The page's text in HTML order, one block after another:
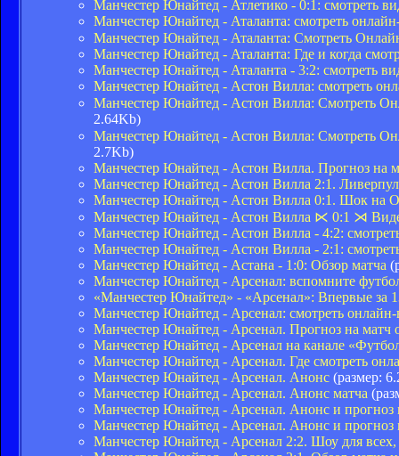
Манчестер Юнайтед - Атлетико - 0:1: смотреть
Манчестер Юнайтед - Аталанта: смотреть
Манчестер Юнайтед - Аталанта: Смотреть
Манчестер Юнайтед - Аталанта: Где и когда
Манчестер Юнайтед - Аталанта - 3:2: смотреть
Манчестер Юнайтед - Астон Вилла: смотреть
Манчестер Юнайтед - Астон Вилла: Смотреть
2.64Kb)
Манчестер Юнайтед - Астон Вилла: Смотреть
2.7Kb)
Манчестер Юнайтед - Астон Вилла. Прогноз на
Манчестер Юнайтед - Астон Вилла 2:1.
Манчестер Юнайтед - Астон Вилла 0:1. Шок на
Манчестер Юнайтед - Астон Вилла ⋉ 0:1 ⋊
Манчестер Юнайтед - Астон Вилла - 4:2:
Манчестер Юнайтед - Астон Вилла - 2:1:
Манчестер Юнайтед - Астана - 1:0: Обзор матча
Манчестер Юнайтед - Арсенал: вспомните
«Манчестер Юнайтед» - «Арсенал»: Впервые за
Манчестер Юнайтед - Арсенал: смотреть
Манчестер Юнайтед - Арсенал. Прогноз на матч
Манчестер Юнайтед - Арсенал на канале
Манчестер Юнайтед - Арсенал. Где смотреть
Манчестер Юнайтед - Арсенал. Анонс (размер:
Манчестер Юнайтед - Арсенал. Анонс матча
Манчестер Юнайтед - Арсенал. Анонс и прогноз
Манчестер Юнайтед - Арсенал. Анонс и
Манчестер Юнайтед - Арсенал 2:2. Шоу для